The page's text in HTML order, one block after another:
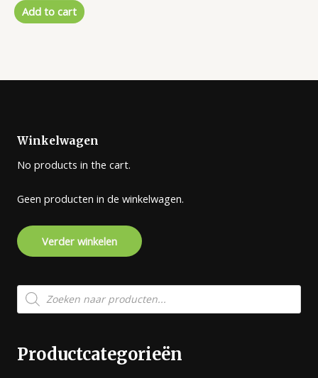
was:
€70.00.
is:
€50.00.
Add to cart
Winkelwagen
No products in the cart.
Geen producten in de winkelwagen.
Verder winkelen
Producten
zoeken
Productcategorieën